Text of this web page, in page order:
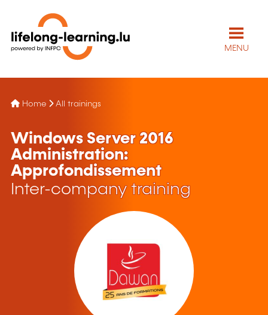
MENU
Home All trainings
Windows Server 2016
Administration:
Approfondissement
Inter-company training